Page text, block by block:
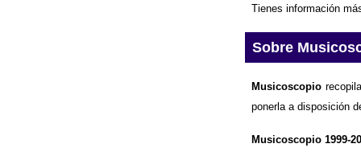
Tienes información
Sobre
Musicoscopio
ponerla a disposición
Musicoscopio 1999-